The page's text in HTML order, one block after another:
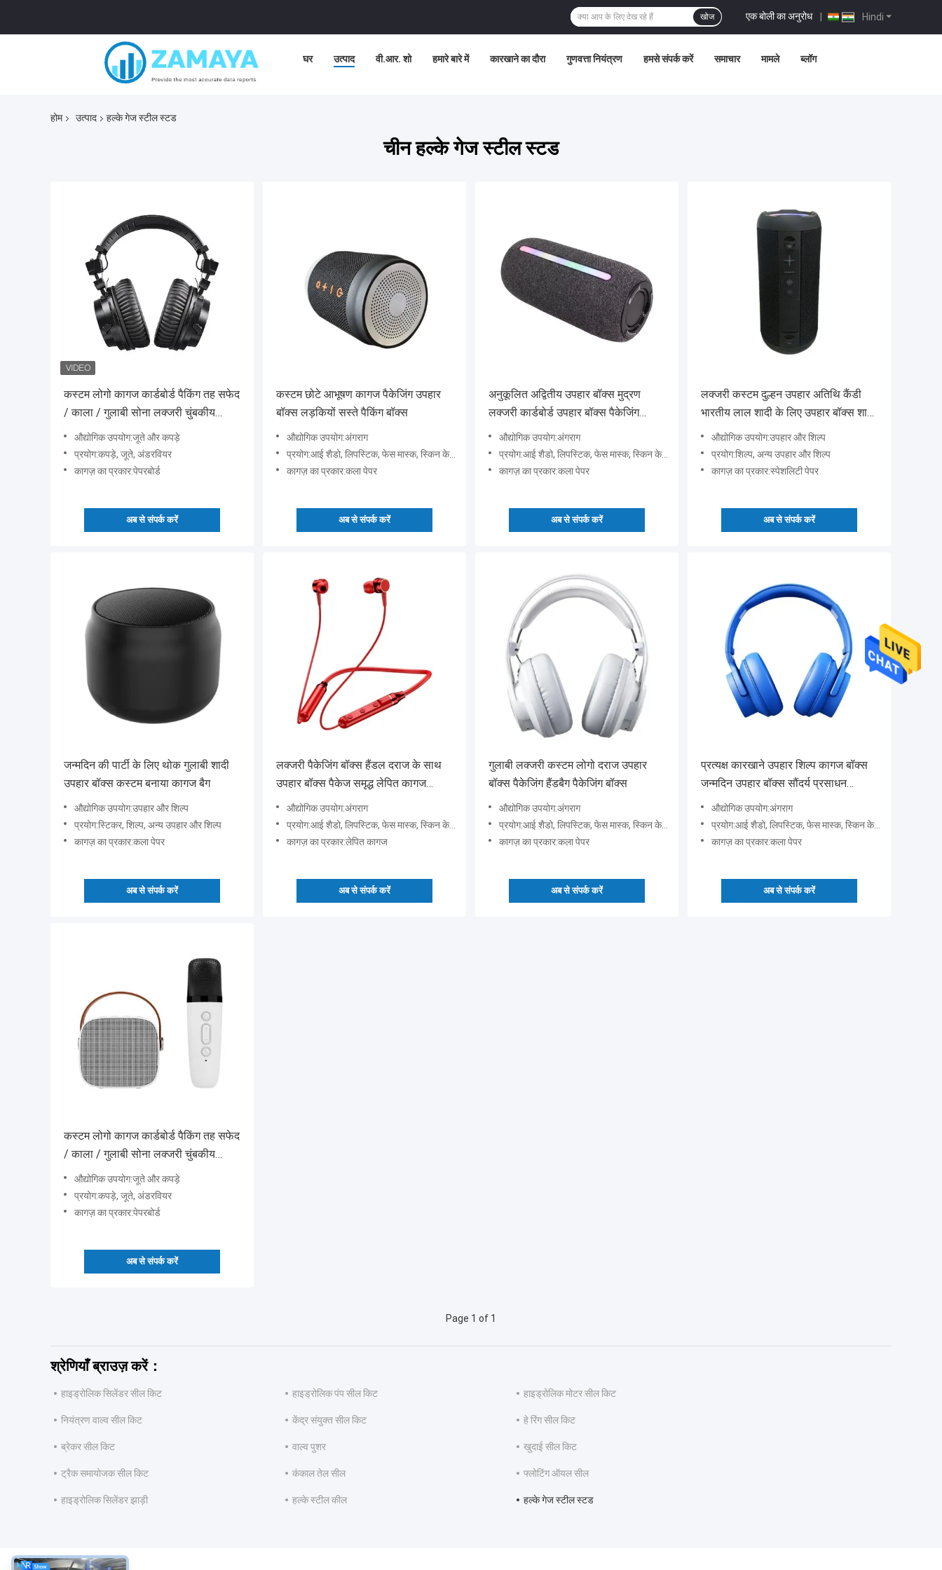
Hindi
एक बोली का अनुरोध |
खोज
घर उत्पाद वी.आर. शो हमारे बारे में कारखाने का दौरा गुणवत्ता नियंत्रण हमसे संपर्क करें समाचार मामले ब्लॉग
होम उत्पाद हल्के गेज स्टील स्टड
चीन हल्के गेज स्टील स्टड
कस्टम लोगो कागज कार्डबोर्ड पैकिंग तह सफेद
/ काला / गुलाबी सोना लक्जरी चुंबकीय
उपहार बॉक्स रिबन बंद के साथ
औद्योगिक उपयोग:जूते और कपड़े
प्रयोग:कपड़े, जूते, अंडरवियर
कागज़ का प्रकार:पेपरबोर्ड
अब से संपर्क करें
कस्टम छोटे आभूषण कागज पैकेजिंग उपहार
बॉक्स लड़कियों सस्ते पैकिंग बॉक्स
औद्योगिक उपयोग:अंगराग
प्रयोग:आई शैडो, लिपस्टिक, फेस मास्क, स्किन केयर सीरम, अन्य कॉस्मेटिक
कागज़ का प्रकार:कला पेपर
अब से संपर्क करें
अनुकूलित अद्वितीय उपहार बॉक्स मुद्रण
लक्जरी कार्डबोर्ड उपहार बॉक्स पैकेजिंग
आभूषण वेलेंटाइन गुलाब उपहार बॉक्स
औद्योगिक उपयोग:अंगराग
प्रयोग:आई शैडो, लिपस्टिक, फेस मास्क, स्किन केयर सीरम, अन्य कॉस्मेटिक
कागज़ का प्रकार:कला पेपर
अब से संपर्क करें
लक्जरी कस्टम दुल्हन उपहार अतिथि कैंडी
भारतीय लाल शादी के लिए उपहार बॉक्स शादी
की सजावट के लिए उपहार
औद्योगिक उपयोग:उपहार और शिल्प
प्रयोग:शिल्प, अन्य उपहार और शिल्प
कागज़ का प्रकार:स्पेशलिटी पेपर
अब से संपर्क करें
जन्मदिन की पार्टी के लिए थोक गुलाबी शादी
उपहार बॉक्स कस्टम बनाया कागज बैग
औद्योगिक उपयोग:उपहार और शिल्प
प्रयोग:स्टिकर, शिल्प, अन्य उपहार और शिल्प
कागज़ का प्रकार:कला पेपर
अब से संपर्क करें
लक्जरी पैकेजिंग बॉक्स हैंडल दराज के साथ
उपहार बॉक्स पैकेज समृद्ध लेपित कागज
कस्टम उपहार बॉक्स
औद्योगिक उपयोग:अंगराग
प्रयोग:आई शैडो, लिपस्टिक, फेस मास्क, स्किन केयर सीरम, अन्य कॉस्मेटिक
कागज़ का प्रकार:लेपित कागज
अब से संपर्क करें
गुलाबी लक्जरी कस्टम लोगो दराज उपहार
बॉक्स पैकेजिंग हैंडबैग पैकेजिंग बॉक्स
औद्योगिक उपयोग:अंगराग
प्रयोग:आई शैडो, लिपस्टिक, फेस मास्क, स्किन केयर सीरम, अन्य कॉस्मेटिक
कागज़ का प्रकार:कला पेपर
अब से संपर्क करें
प्रत्यक्ष कारखाने उपहार शिल्प कागज बॉक्स
जन्मदिन उपहार बॉक्स सौंदर्य प्रसाधन
पैकेजिंग बॉक्स कार्डबोर्ड
औद्योगिक उपयोग:अंगराग
प्रयोग:आई शैडो, लिपस्टिक, फेस मास्क, स्किन केयर सीरम, अन्य कॉस्मेटिक
कागज़ का प्रकार:कला पेपर
अब से संपर्क करें
कस्टम लोगो कागज कार्डबोर्ड पैकिंग तह सफेद
/ काला / गुलाबी सोना लक्जरी चुंबकीय
उपहार बॉक्स रिबन बंद के साथ
औद्योगिक उपयोग:जूते और कपड़े
प्रयोग:कपड़े, जूते, अंडरवियर
कागज़ का प्रकार:पेपरबोर्ड
अब से संपर्क करें
Page 1 of 1
श्रेणियाँ ब्राउज़ करें：
हाइड्रोलिक सिलेंडर सील किट हाइड्रोलिक पंप सील किट हाइड्रोलिक मोटर सील किट
नियंत्रण वाल्व सील किट केंद्र संयुक्त सील किट हे रिंग सील किट
ब्रेकर सील किट वाल्व पुशर खुदाई सील किट
ट्रैक समायोजक सील किट कंकाल तेल सील फ्लोटिंग ऑयल सील
हाइड्रोलिक सिलेंडर झाड़ी हल्के स्टील कील हल्के गेज स्टील स्टड